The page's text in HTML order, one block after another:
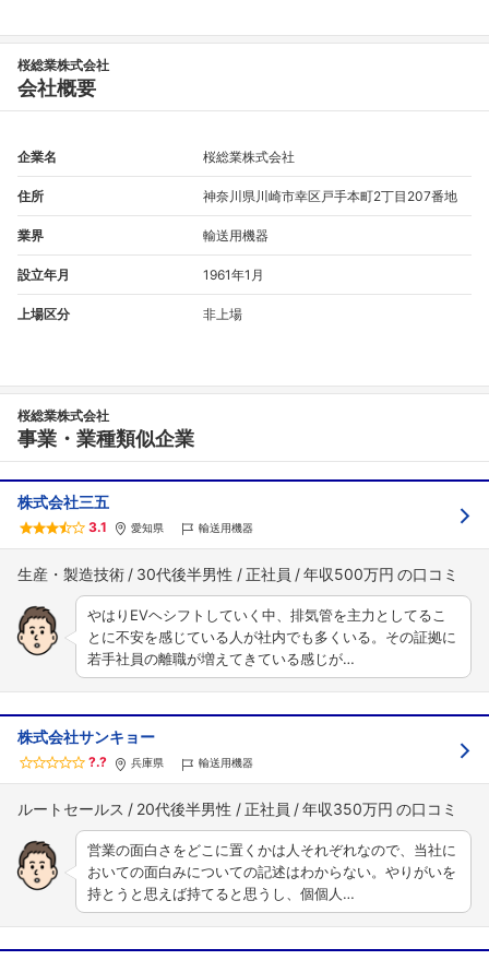
桜総業株式会社
会社概要
企業名 桜総業株式会社
住所 神奈川県川崎市幸区戸手本町2丁目207番地
業界 輸送用機器
設立年月 1961年1月
上場区分 非上場
桜総業株式会社
事業・業種類似企業
株式会社三五
3.1 愛知県 輸送用機器
生産・製造技術 30代後半男性 正社員 年収500万円
やはりEVヘシフトしていく中、排気管を主力としてるこ
とに不安を感じている人が社内でも多くいる。その証拠に
若手社員の離職が増えてきている感じが…
株式会社サンキョー
?.? 兵庫県 輸送用機器
ルートセールス 20代後半男性 正社員 年収350万円
営業の面白さをどこに置くかは人それぞれなので、当社に
おいての面白みについての記述はわからない。やりがいを
持とうと思えば持てると思うし、個個人…